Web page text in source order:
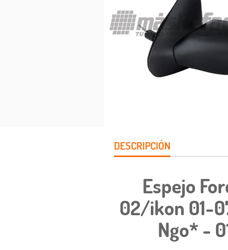
DESCRIPCIÓN
Espejo
02/ikon 01-
Ngo* -